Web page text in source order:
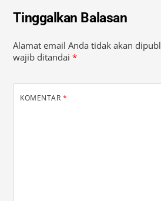
Tinggalkan Balasan
Alamat email Anda tidak akan
wajib ditandai*
KOMENTAR *